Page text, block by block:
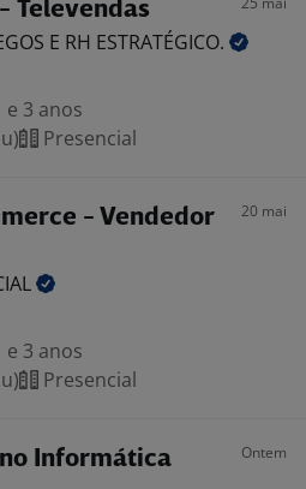
Televendas
E RH ESTRATÉGICO.
e 3 anos
Presencial
- Vendedor
20 mai
e 3 anos
Presencial
Informática Ontem